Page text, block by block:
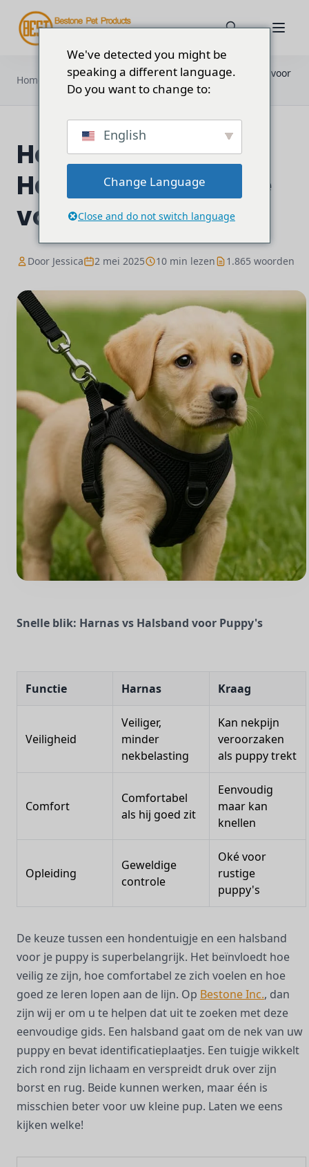
Home Blog
Hondentuig vs Halsband: Het beste voor
puppy's?
Hondentuig vs
Halsband: Het beste
voor puppy's?
Door Jessica 2 mei 2025 10 min lezen 1.865 woorden
Snelle blik: Harnas vs Halsband voor Puppy's
Functie Harnas Kraag
Veiligheid
Veiliger,
minder
nekbelasting
Kan nekpijn
veroorzaken
als puppy trekt
Comfort
Comfortabel
als hij goed zit
Eenvoudig
maar kan
knellen
Opleiding
Geweldige
controle
Oké voor
rustige
puppy's
De keuze tussen een hondentuigje en een halsband
voor je puppy is superbelangrijk. Het beïnvloedt hoe
veilig ze zijn, hoe comfortabel ze zich voelen en hoe
goed ze leren lopen aan de lijn. Op Bestone Inc., dan
zijn wij er om u te helpen dat uit te zoeken met deze
eenvoudige gids. Een halsband gaat om de nek van uw
puppy en bevat identificatieplaatjes. Een tuigje wikkelt
zich rond zijn lichaam en verspreidt druk over zijn
borst en rug. Beide kunnen werken, maar één is
misschien beter voor uw kleine pup. Laten we eens
kijken welke!
We've detected you might be
speaking a different language.
Do you want to change to:
English
Change Language
Close and do not switch language